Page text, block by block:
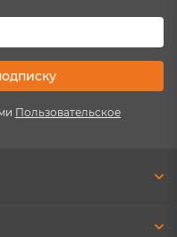
Пользовательское